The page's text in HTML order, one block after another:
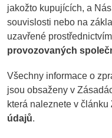
jakožto kupujících, a
souvislosti nebo na
uzavřené
provozovaných
Všechny informace o
jsou obsaženy v
která naleznete v článku
údajů.